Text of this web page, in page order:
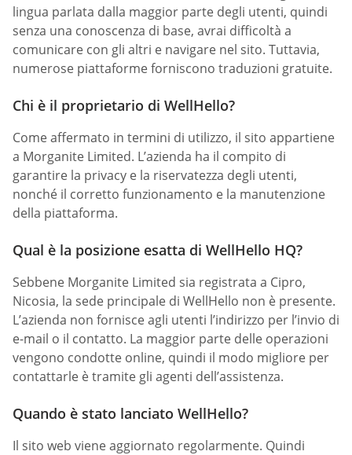
lingua parlata dalla maggior parte degli utenti, quindi
senza una conoscenza di base, avrai difficoltà a
comunicare con gli altri e navigare nel sito. Tuttavia,
numerose piattaforme forniscono traduzioni gratuite.
Chi è il proprietario di WellHello?
Come affermato in termini di utilizzo, il sito appartiene
a Morganite Limited. L’azienda ha il compito di
garantire la privacy e la riservatezza degli utenti,
nonché il corretto funzionamento e la manutenzione
della piattaforma.
Qual è la posizione esatta di WellHello HQ?
Sebbene Morganite Limited sia registrata a Cipro,
Nicosia, la sede principale di WellHello non è presente.
L’azienda non fornisce agli utenti l’indirizzo per l’invio di
e-mail o il contatto. La maggior parte delle operazioni
vengono condotte online, quindi il modo migliore per
contattarle è tramite gli agenti dell’assistenza.
Quando è stato lanciato WellHello?
Il sito web viene aggiornato regolarmente. Quindi